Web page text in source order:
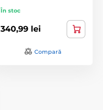
În stoc
340,99 lei
Compară